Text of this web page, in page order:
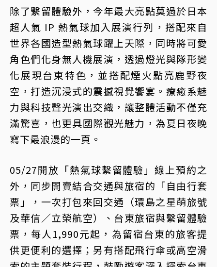
除了繫留體驗外，今年最大亮點莫過於日本
超人氣 IP 熱氣球加入展演行列，搭配來自
世界各國造型熱氣球躍上天際，同時將可愛
角色們化身無人機展演，透過燈光與隊形變
化展現台東特色，並搭配煙火點亮鹿野夜
空，打造沉浸式的震撼視覺饗宴。療癒系魅
力與科技聲光演出交織，讓整體活動不僅充
滿驚喜，也更具國際觀光魅力，為夏日夜晚
寫下最浪漫的一頁。
05/27開放「熱氣球繫留體驗」線上預約之
外，同步開賣結合交通與旅宿的「自由行套
票」，一次打包來回交通（環島之星萌旅號
及華信／立榮航空）、台東旅宿與繫留體驗
票，每人1,990元起，為留宿台東的旅客提
供更便利的選擇；另有搭配飛行傘或高空滑